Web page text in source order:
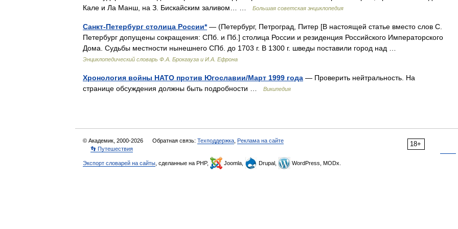
Кале и Ла Манш, на З. Бискайским заливом… …
Большая советская энциклопедия
Санкт-Петербург столица России*— (Петербург, Петроград, Питер [В настоящей статье вместо слов С.
Петербург допущены сокращения: СПб. и Пб.] столица России и резиденция Российского Императорского
Дома. Судьбы местности нынешнего СПб. до 1703 г. В 1300 г. шведы поставили город над …
Энциклопедический словарь Ф.А. Брокгауза и И.А. Ефрона
Хронология войны НАТО против Югославии/Март 1999 года — Проверить нейтральность. На
странице обсуждения должны быть подробности …
Википедия
18+
© Академик, 2000-2026 Обратная связь: Техподдержка Реклама на сайте
👣 Путешествия
Экспорт словарей на сайты , сделанные на PHP, Joomla, Drupal, WordPress, MODx.